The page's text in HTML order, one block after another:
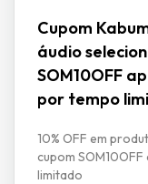
Cupom
áudio
SOM10OFF
por tempo
10% OFF em
cupom
limitado